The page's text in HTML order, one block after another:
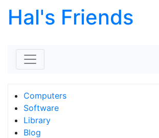
Hal's Friends
Computers
Software
Library
Blog